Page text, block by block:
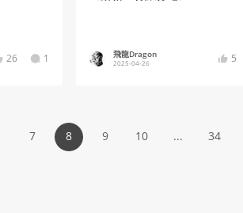
26 1 飛龍Dragon
2025-04-26 5
7 8 9 10 ... 34